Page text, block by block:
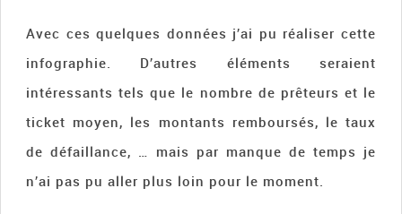
Avec ces quelques données j’ai pu réaliser cette
infographie. D’autres éléments seraient
intéressants tels que le nombre de prêteurs et le
ticket moyen, les montants remboursés, le taux
de défaillance, … mais par manque de temps je
n’ai pas pu aller plus loin pour le moment.